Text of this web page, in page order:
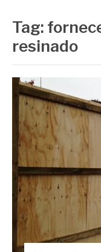
Tag:
resinado